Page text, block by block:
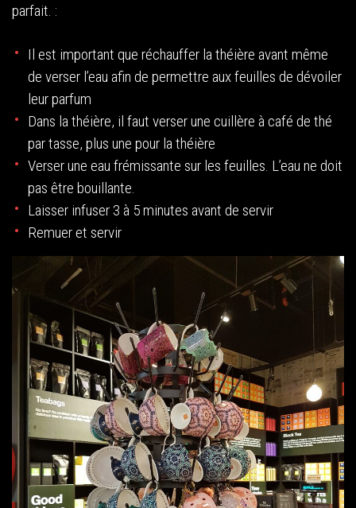
parfait. :
Il est important que réchauffer la théière avant même
de verser l’eau afin de permettre aux feuilles de dévoiler
leur parfum
Dans la théière, il faut verser une cuillère à café de thé
par tasse, plus une pour la théière
Verser une eau frémissante sur les feuilles. L’eau ne doit
pas être bouillante.
Laisser infuser 3 à 5 minutes avant de servir
Remuer et servir